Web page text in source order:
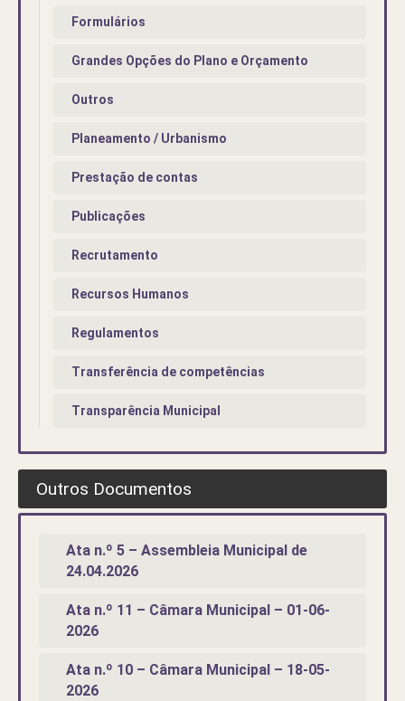
Formulários
Grandes Opções do Plano e Orçamento
Outros
Planeamento / Urbanismo
Prestação de contas
Publicações
Recrutamento
Recursos Humanos
Regulamentos
Transferência de competências
Transparência Municipal
Outros Documentos
Ata n.º 5 – Assembleia Municipal de
24.04.2026
Ata n.º 11 – Câmara Municipal – 01-06-
2026
Ata n.º 10 – Câmara Municipal – 18-05-
2026